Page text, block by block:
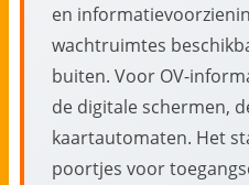
en
wachtruimtes
buiten. Voor OV-
de digitale schermen,
kaartautomaten. Het
poortjes voor